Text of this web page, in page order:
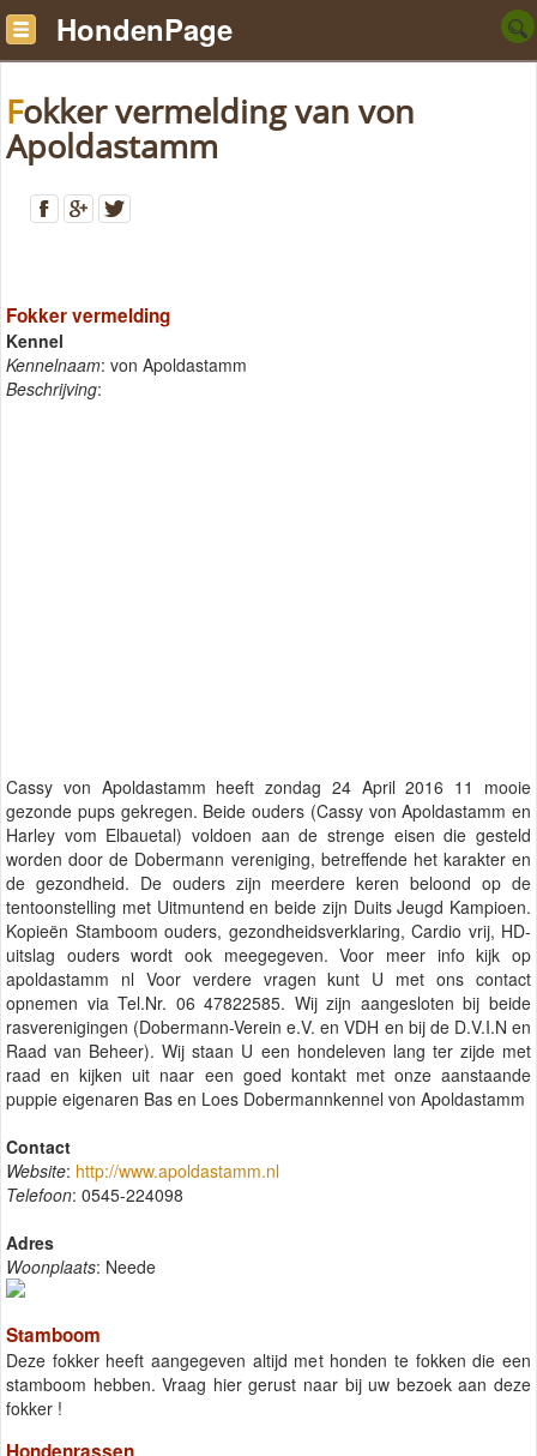
HondenPage
Fokker vermelding van von
Apoldastamm
Fokker vermelding
Kennel
Kennelnaam: von Apoldastamm
Beschrijving:
Cassy von Apoldastamm heeft zondag 24 April 2016 11 mooie
gezonde pups gekregen. Beide ouders (Cassy von Apoldastamm en
Harley vom Elbauetal) voldoen aan de strenge eisen die gesteld
worden door de Dobermann vereniging, betreffende het karakter en
de gezondheid. De ouders zijn meerdere keren beloond op de
tentoonstelling met Uitmuntend en beide zijn Duits Jeugd Kampioen.
Kopieën Stamboom ouders, gezondheidsverklaring, Cardio vrij, HD-
uitslag ouders wordt ook meegegeven. Voor meer info kijk op
apoldastamm nl Voor verdere vragen kunt U met ons contact
opnemen via Tel.Nr. 06 47822585. Wij zijn aangesloten bij beide
rasverenigingen (Dobermann-Verein e.V. en VDH en bij de D.V.I.N en
Raad van Beheer). Wij staan U een hondeleven lang ter zijde met
raad en kijken uit naar een goed kontakt met onze aanstaande
puppie eigenaren Bas en Loes Dobermannkennel von Apoldastamm
Contact
Website: http://www.apoldastamm.nl
Telefoon: 0545-224098
Adres
Woonplaats: Neede
Stamboom
Deze fokker heeft aangegeven altijd met honden te fokken die een
stamboom hebben. Vraag hier gerust naar bij uw bezoek aan deze
fokker !